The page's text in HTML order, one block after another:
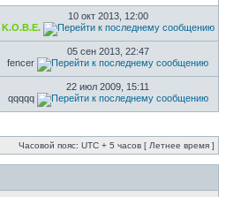
10 окт 2013, 12:00
K.O.B.E.
05 сен 2013, 22:47
fencer
22 июл 2009, 15:11
qqqqq
Часовой пояс: UTC + 5 часов [ Летнее время ]